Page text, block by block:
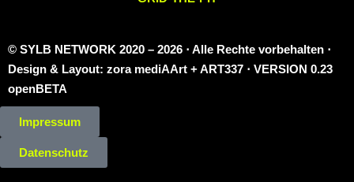
© SYLB NETWORK 2020 – 2026 ⋅ Alle Rechte vorbehalten ⋅
Design & Layout: zora mediAArt + ART337 ⋅ VERSION 0.23
openBETA
Impressum
Datenschutz